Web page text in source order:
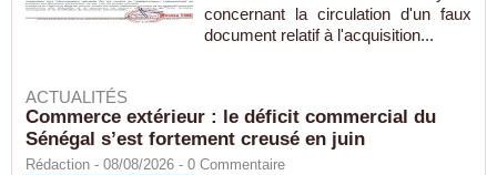
concernant la circulation d'un faux
document relatif à l'acquisition...
ACTUALITÉS
Commerce extérieur : le déficit commercial du
Sénégal s’est fortement creusé en juin
Rédaction - 08/08/2026 - 0 Commentaire